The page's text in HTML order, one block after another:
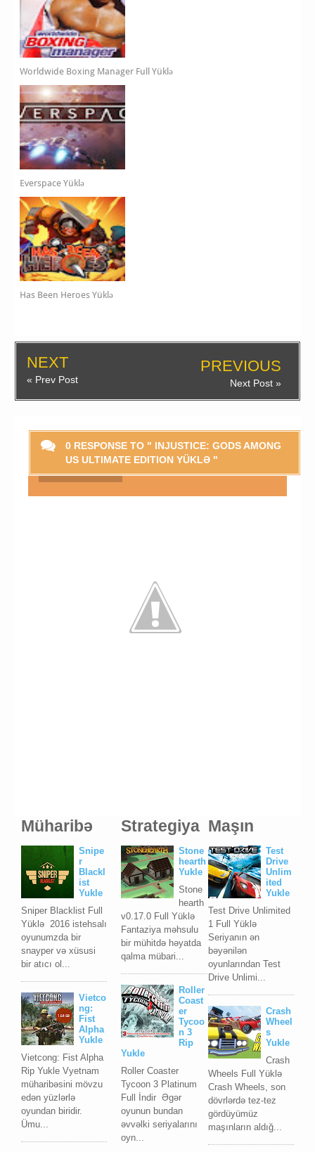
Worldwide Boxing Manager Full Yüklə
Everspace Yüklə
Has Been Heroes Yüklə
NEXT
« Prev Post
PREVIOUS
Next Post »
0 RESPONSE TO " INJUSTICE: GODS AMONG
US ULTIMATE EDITION YÜKLƏ "
Smaylikləri Göstər
Müharibə
Snipe
r
Blackl
ist
Yukle
Sniper Blacklist Full
Yüklə 2016 istehsalı
oyunumzda bir
snayper və xüsusi
bir atıcı ol...
Vietco
ng:
Fist
Alpha
Yukle
Vietcong: Fist Alpha
Rip Yukle Vyetnam
müharibəsini mövzu
edən yüzlərlə
oyundan biridir.
Ümu...
Maşın
Test
Drive
Unlim
ited
Yukle
Test Drive Unlimited
1 Full Yüklə
Seriyanın ən
bəyənilən
oyunlarından Test
Drive Unlimi...
Crash
Wheel
s
Yukle
Crash
Wheels Full Yüklə
Crash Wheels, son
dövrlərdə tez-tez
gördüyümüz
maşınların aldığ...
Strategiya
Stone
hearth
Yukle
Stone
hearth
v0.17.0 Full Yüklə
Fantaziya məhsulu
bir mühitdə həyatda
qalma mübari...
Roller
Coast
er
Tycoo
n 3
Rip
Yukle
Roller Coaster
Tycoon 3 Platinum
Full İndir Əgər
oyunun bundan
əvvəlki seriyalarını
oyn...